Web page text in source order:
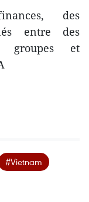
des
entre des
groupes et
#Vietnam